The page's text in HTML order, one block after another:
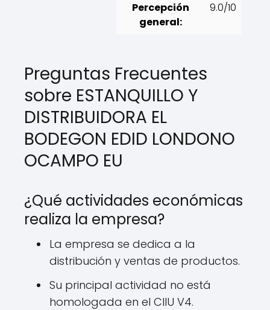
Percepción
general:
9.0/10
Preguntas Frecuentes
sobre ESTANQUILLO Y
DISTRIBUIDORA EL
BODEGON EDID LONDONO
OCAMPO EU
¿Qué actividades económicas
realiza la empresa?
La empresa se dedica a la
distribución y ventas de productos.
Su principal actividad no está
homologada en el CIIU V4.